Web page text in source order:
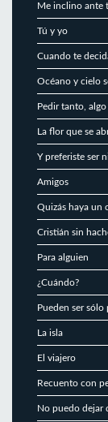
Me inclino ante
Tú y yo
Cuando te
Océano y cielo
Pedir tanto,
La flor que se
Y preferiste ser
Amigos
Quizás haya un
Cristián sin
Para alguien
¿Cuándo?
Pueden ser sólo
La isla
El viajero
Recuento con
No puedo dejar